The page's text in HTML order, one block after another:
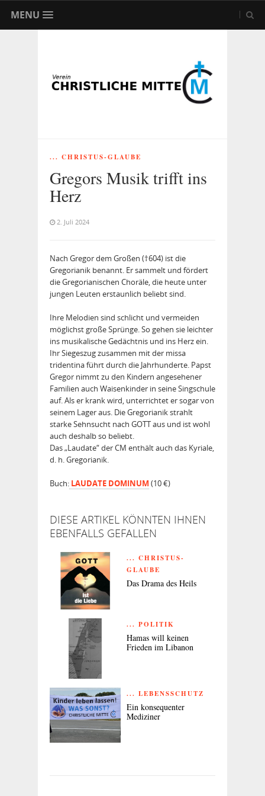
MENU
... CHRISTUS-GLAUBE
Gregors Musik trifft ins
Herz
2. Juli 2024
Nach Gregor dem Großen (†604) ist die
Gregorianik benannt. Er sammelt und fördert
die Gregorianischen Choräle, die heute unter
jungen Leuten erstaunlich beliebt sind.
Ihre Melodien sind schlicht und vermeiden
möglichst große Sprünge. So gehen sie leichter
ins musikalische Gedächtnis und ins Herz ein.
Ihr Siegeszug zusammen mit der missa
tridentina führt durch die Jahrhunderte. Papst
Gregor nimmt zu den Kindern angesehener
Familien auch Waisenkinder in seine Singschule
auf. Als er krank wird, unterrichtet er sogar von
seinem Lager aus. Die Gregorianik strahlt
starke Sehnsucht nach GOTT aus und ist wohl
auch deshalb so beliebt.
Das „Laudate“ der CM enthält auch das Kyriale,
d. h. Gregorianik.
Buch: LAUDATE DOMINUM (10 €)
DIESE ARTIKEL KÖNNTEN IHNEN
EBENFALLS GEFALLEN
... CHRISTUS-
GLAUBE
Das Drama des Heils
... POLITIK
Hamas will keinen
Frieden im Libanon
... LEBENSSCHUTZ
Ein konsequenter
Mediziner